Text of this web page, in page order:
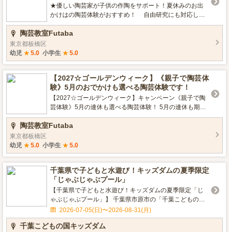
することができますよ。 《ご家族・子供連れのお出かけ
にも陶芸体験が人気》 詳細は、公式HPをご覧ください
ら、実用的な物も作れて一石二鳥。 気がつくと、子供だ
けでなく、お父さん、お母さんも真剣に焼きもの作りに
熱中していらっしゃいますよ！ 《休日のお出かけも、家
族・子供で陶芸体験を》 子供も簡単に楽しめる陶芸体験
も楽しめ、形あるものが残る陶芸体験は親子での思い出
作りにも最適です。ご家族で一緒に参加する場合には何
を作ろうかと親子で話合うのも楽しみの一つになりま
す。 陶芸体験は親子で楽しめるだけでなく、作る喜びや
どんな風に仕上がるかというワクワク感も同時に体験す
ることができますよ。 詳細は、公式HP《陶芸教室Futab
a》をご覧ください お申し込みも公式HP《陶芸教室Futab
★優しい陶芸家が子供の作陶をサポート！夏休みのお出
かけはの陶芸体験がおすすめ！ 自由研究にも対応して
います！ 優しくて頼りになる、若手陶芸家が子供の作品
づくりをお手伝い。 もちろん、子供1人だけで参加もでき
を使用して、ひも作りという縄文式土器のような作り方
で楽しく作っていきます。 ヘビの形の粘土のひもを作っ
て、だんだんと土を積み上げていくだけで、子供も簡単
に楽しくやきものができあがっていきます。子供にも簡
単ですよ。時間は10:30~と14:00~の２クラスです。 ２つ
目は電動ろくろ。時間は16:30~ですが、電気で回る「ろ
くろ」を使用して陶器を作っていきます。ろくろ体験は
難しそうに思われがちですが、電動ろくろプランでは先
生がマンツーマンで教えるのでご安心を。 子供と一緒に
ださい 陶芸教室Futabaの一日陶芸体験では、粘土でお好
きな陶器を作り、窯で焼き上げる前までの工程を楽しく
学んでいただくことが出来ます。特に陶芸が初めての子
供には丁寧に指導いたしますので、初めての子供や園児
の子どもにも簡単に陶芸体験を楽しんでいただけます。
後日、焼き上がった作品をお持ち帰りになり、食器や宿
題の陶芸作品としてお使いいただく事が可能です。この
機会にぜひ一度陶芸体験をしてみましょう。 ■体験料金
公式HPで特別価格:お一人600円割引です！（複数人参加
でも適用） ■《夏休み陶芸体験プラン！》開催日 火曜・
陶芸教室Futaba
東京都板橋区
幼児 ★ 5.0 小学生 ★ 5.0
【2027☆ゴールデンウィーク】《親子で陶芸体
験》5月のおでかけも選べる陶芸体験です！
【2027☆ゴールデンウィーク】キャンペーン《親子で陶
芸体験》5月の連休も選べる陶芸体験！ 5月の連休も期間
限定キャンペーン実施中！ ■春のお休みに自宅で過ごすの
はもったいないことです！休日はどこへお出かけします
tabaは全天候型のレジャー施設です。 雨の日でも安心の
屋内型施設のため、突然の雨が降ってしまっても安心で
す。 ご家族の連休のお出かけには、子どもがよろこぶ
「陶芸体験」でみんなで楽しくおでかけしましょう。 み
んなで楽しく制作した作品は、もちろん食器としてもお
使いいただけますので、作った後でも２度目の楽しみも
味わえます。 粘土遊びの雰囲気も楽しみながら、実用的
な物も作れて一石二鳥。 気がつくと、子供だけでなく、
お父さん、お母さんも真剣に焼きもの作りに熱中してい
らっしゃいますよ！ 《雨の日のお出かけも、家族・子供
陶芸教室Futaba
東京都板橋区
幼児 ★ 5.0 小学生 ★ 5.0
千葉県で子どもと水遊び！キッズダムの夏季限定
「じゃぶじゃぶプール」
【千葉県で子どもと水遊び！キッズダムの夏季限定「じ
ゃぶじゃぶプール」】 千葉県市原市の「千葉こどもの国
キッズダム」では、夏季限定の水遊びエリア「じゃぶじ
ゃぶプール」を営業します。 浅めのプールで、小さなお
子さまから小学生まで楽しく遊べるのが魅力。イルカく
2026-07-05(日)〜2026-08-31(月)
千葉こどもの国キッズダム